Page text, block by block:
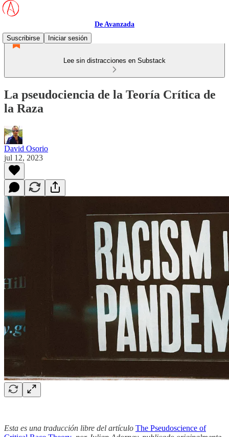
De Avanzada
Suscribirse
Iniciar sesión
Lee sin distracciones en Substack
La pseudociencia de la Teoría Crítica de
la Raza
David Osorio
jul 12, 2023
Esta es una traducción libre del artículo The Pseudoscience of